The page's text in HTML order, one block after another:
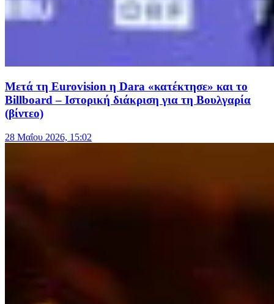
Μετά τη Eurovision η Dara «κατέκτησε» και το
Billboard – Ιστορική διάκριση για τη Βουλγαρία
(βίντεο)
28 Μαΐου 2026, 15:02